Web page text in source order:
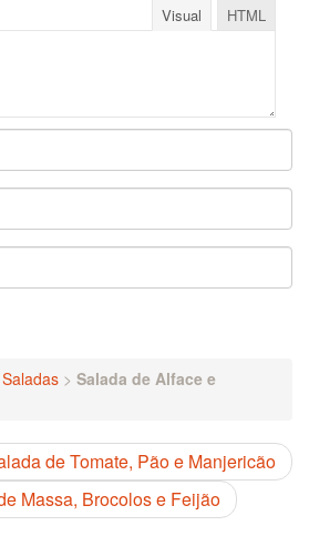
Visual HTML
Saladas > Salada de Alface e
de Tomate, Pão e Manjericão
Massa, Brocolos e Feijão